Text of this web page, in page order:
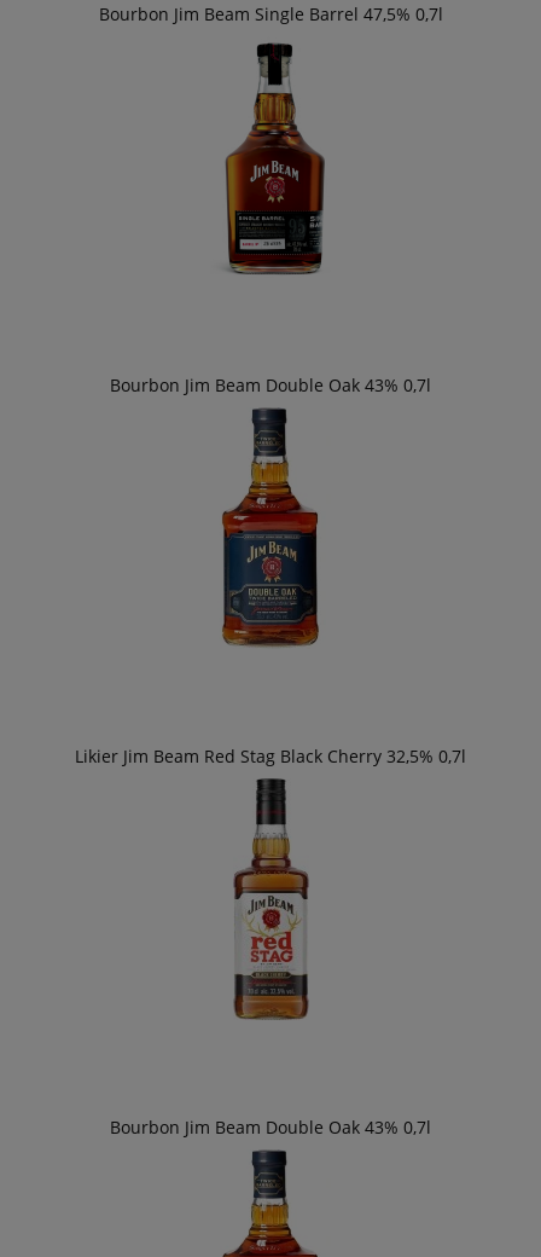
Bourbon Jim Beam Single Barrel 47,5% 0,7l
Bourbon Jim Beam Double Oak 43% 0,7l
Likier Jim Beam Red Stag Black Cherry 32,5% 0,7l
Bourbon Jim Beam Double Oak 43% 0,7l